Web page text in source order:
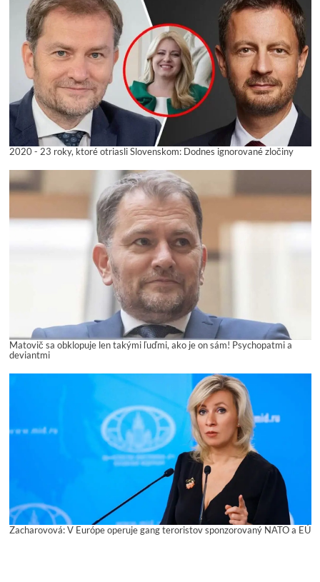
2020 - 23 roky, ktoré otriasli Slovenskom: Dodnes ignorované zločiny
Matovič sa obklopuje len takými ľuďmi, ako je on sám! Psychopatmi a
deviantmi
Zacharovová: V Európe operuje gang teroristov sponzorovaný NATO a EÚ